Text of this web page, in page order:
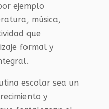
ejemplo
música,
que
formal y
escolar sea un
y